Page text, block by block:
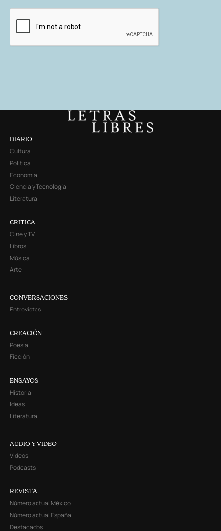
DIARIO
Cultura
Política
Economía
Ciencia y Tecnología
Literatura
CRITICA
Cine y TV
Libros
Música
Arte
CONVERSACIONES
Entrevistas
CREACIÓN
Poesía
Ficción
ENSAYOS
Historia
Ideas
Literatura
AUDIO Y VIDEO
Videos
Podcasts
REVISTA
Número actual México
Número actual España
Destacados